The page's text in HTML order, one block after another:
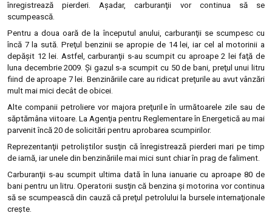
înregistrează pierderi. Aşadar, carburanţii vor continua să se
scumpească.
Pentru a doua oară de la începutul anului, carburanţii se scumpesc cu
încă 7 la sută. Preţul benzinii se apropie de 14 lei, iar cel al motorinii a
depăşit 12 lei. Astfel, carburanţii s-au scumpit cu aproape 2 lei faţă de
luna decembrie 2009. Şi gazul s-a scumpit cu 50 de bani, preţul unui litru
fiind de aproape 7 lei. Benzinăriile care au ridicat preţurile au avut vânzări
mult mai mici decât de obicei.
Alte companii petroliere vor majora preţurile în următoarele zile sau de
săptămâna viitoare. La Agenţia pentru Reglementare în Energetică au mai
parvenit încă 20 de solicitări pentru aprobarea scumpirilor.
Reprezentanţii petroliştilor susţin că înregistrează pierderi mari pe timp
de iarnă, iar unele din benzinăriile mai mici sunt chiar în prag de faliment.
Carburanţii s-au scumpit ultima dată în luna ianuarie cu aproape 80 de
bani pentru un litru. Operatorii susţin că benzina şi motorina vor continua
să se scumpească din cauză că preţul petrolului la bursele internaţionale
creşte.